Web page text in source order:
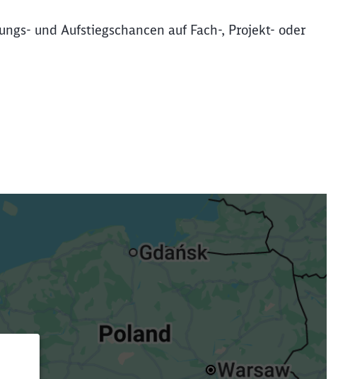
und Aufstiegschancen auf Fach-, Projekt- oder
Schließen